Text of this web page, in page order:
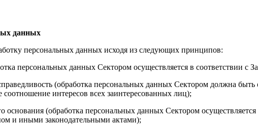
данных
персональных данных исходя из следующих принципов:
персональных данных Сектором осуществляется в соответствии с
(обработка персональных данных Сектором должна
соотношение интересов всех заинтересованных лиц);
основания (обработка персональных данных Сектором
и иными законодательными актами);